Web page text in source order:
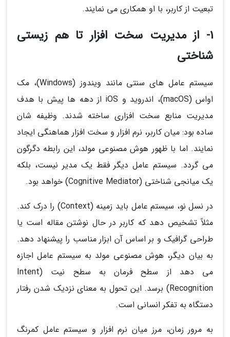
تبعیت از کاربر، با او همکاری می نمایند.
1- از مدیریت سخت افزار تا هم زیستی
شناختی
سیستم عامل های سنتی مانند ویندوز (Windows)، مک
اواس (macOS)، اندروید و iOS از دهه ها پیش با هدف
مدیریت منابع سخت افزاری ساخته شدند. وظیفه شان
ساده بود: میان کاربر، نرم افزار و سخت افزار هماهنگی ایجاد
نمایند. اما با ظهور هوش مصنوعی مولد، این رابطه دگرگون
می گردد. سیستم عامل دیگر فقط یک مدیر نیست، بلکه
یک میانجی شناختی (Cognitive Mediator) خواهد بود.
در نسل نو، سیستم عامل باید زمینه (Context) را درک کند.
مثلاً تشخیص دهد که کاربر در حال نوشتن مقاله است یا
طراحی گرافیک و بر اساس آن ابزار مناسب را پیشنهاد دهد.
به بیان دیگر، هوش مصنوعی مولد به سیستم عامل اجازه
می دهد از سطح فرمان به سطح نیت (Intent
Recognition) برسد. این تحول به معنای نزدیک شدن رفتار
دستگاه به تفکر انسانی است.
به مرور زمان، مرز میان نرم افزار و سیستم عامل کمرنگ